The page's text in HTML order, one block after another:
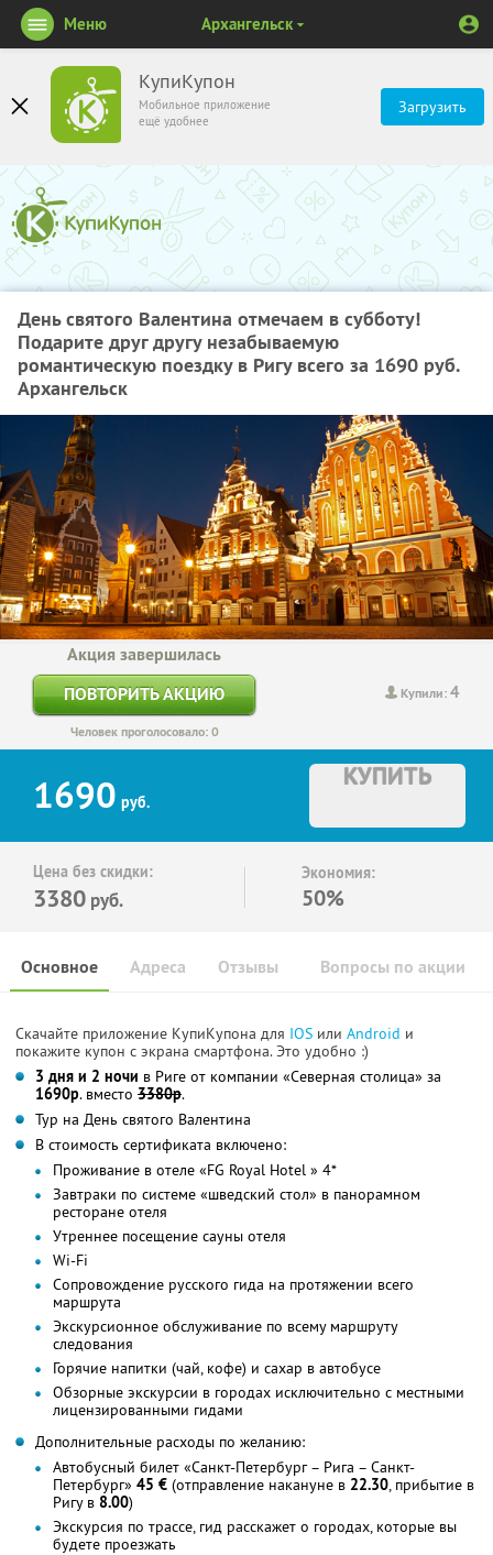
КупиКупон
Мобильное приложение
ещё удобнее
Загрузить
Меню Архангельск
День святого Валентина отмечаем в субботу!
Подарите друг другу незабываемую
романтическую поездку в Ригу всего за 1690 руб.
Архангельск
Купили:4
Акция завершилась
ПОВТОРИТЬ АКЦИЮ
Человек проголосовало: 0
1690 руб.
КУПИТЬ
Цена без скидки:
3380 руб.
Экономия:
50%
Основное Отзывы Вопросы по акции
Адреса
Скачайте приложение КупиКупона для IOS или Android и
покажите купон с экрана смартфона. Это удобно :)
3 дня и 2 ночи в Риге от компании «Северная столица» за
1690р. вместо 3380р.
Тур на День святого Валентина
В стоимость сертификата включено:
Проживание в отеле «FG Royal Hotel » 4*
Завтраки по системе «шведский стол» в панорамном
ресторане отеля
Утреннее посещение сауны отеля
Wi-Fi
Сопровождение русского гида на протяжении всего
маршрута
Экскурсионное обслуживание по всему маршруту
следования
Горячие напитки (чай, кофе) и сахар в автобусе
Обзорные экскурсии в городах исключительно с местными
лицензированными гидами
Дополнительные расходы по желанию:
Автобусный билет «Санкт-Петербург – Рига – Санкт-
Петербург» 45 € (отправление накануне в 22.30, прибытие в
Ригу в 8.00)
Экскурсия по трассе, гид расскажет о городах, которые вы
будете проезжать